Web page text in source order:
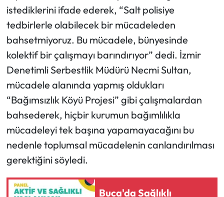
istediklerini ifade ederek, “Salt polisiye
tedbirlerle olabilecek bir mücadeleden
bahsetmiyoruz. Bu mücadele, bünyesinde
kolektif bir çalışmayı barındırıyor” dedi. İzmir
Denetimli Serbestlik Müdürü Necmi Sultan,
mücadele alanında yapmış oldukları
“Bağımsızlık Köyü Projesi” gibi çalışmalardan
bahsederek, hiçbir kurumun bağımlılıkla
mücadeleyi tek başına yapamayacağını bu
nedenle toplumsal mücadelenin canlandırılması
gerektiğini söyledi.
Buca'da Sağlıklı